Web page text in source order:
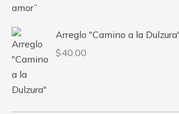
Arreglo "Camino a la
$40.00